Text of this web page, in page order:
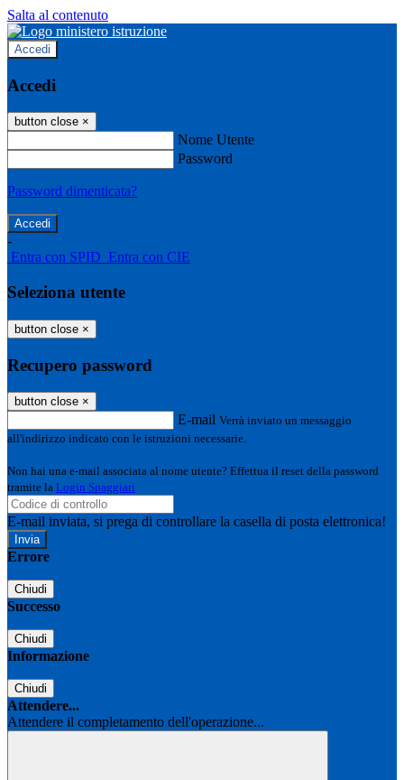
Salta al contenuto
Accedi
Accedi
button close ×
Nome Utente
Password
Password dimenticata?
-
Entra con SPID Entra con CIE
Seleziona utente
button close ×
Recupero password
button close ×
E-mail Verrà inviato un messaggio
all'indirizzo indicato con le istruzioni necessarie.
Non hai una e-mail associata al nome utente? Effettua il reset della password
tramite la Login Spaggiari
E-mail inviata, si prega di controllare la casella di posta elettronica!
Errore
Chiudi
Successo
Chiudi
Informazione
Chiudi
Attendere...
Attendere il completamento dell'operazione...